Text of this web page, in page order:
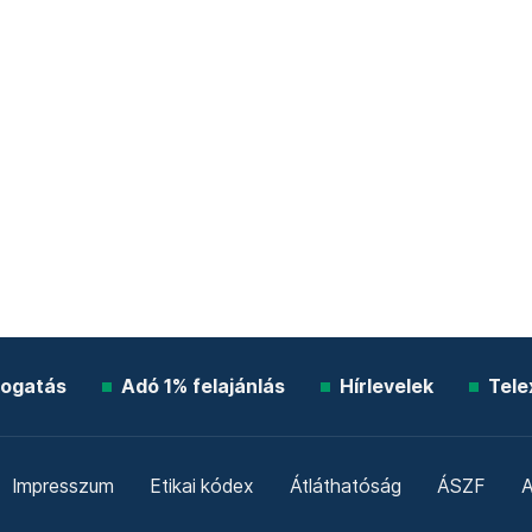
Adó 1% felajánlás Hírlevelek
Impresszum Etikai kódex Átláthatóság ÁSZF